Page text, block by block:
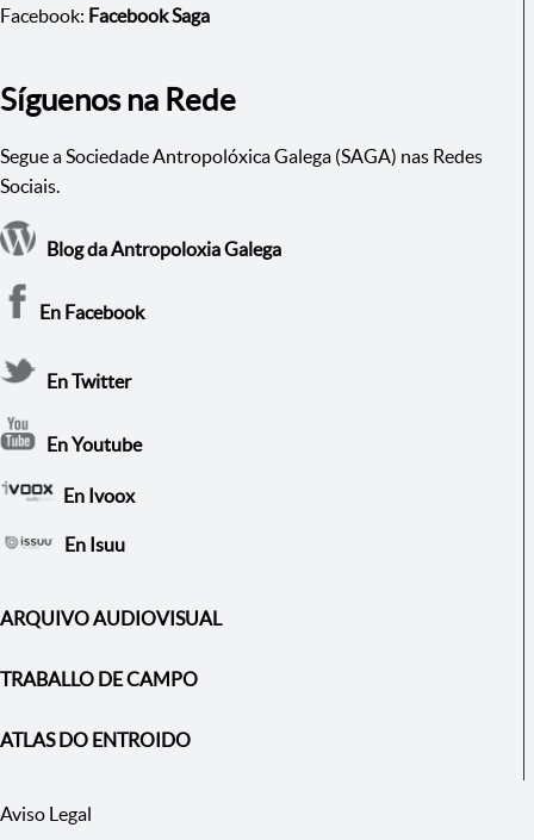
Facebook: Facebook Saga
Síguenos na Rede
Segue a Sociedade Antropolóxica Galega (SAGA) nas Redes
Sociais.
Blog da Antropoloxia Galega
En Facebook
En Twitter
En Youtube
En Ivoox
En Isuu
ARQUIVO AUDIOVISUAL
TRABALLO DE CAMPO
ATLAS DO ENTROIDO
Aviso Legal